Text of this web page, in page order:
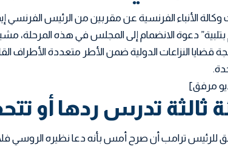
وكالة الأنباء الفرنسية عن مقربين من الرئيس الفرنسي
بتلبية” دعوة الانضمام إلى المجلس في هذه المرحلة،
قضايا النزاعات الدولية ضمن الأطر متعددة الأطراف
مرفق]
ثالثة تدرس ردها أو
للرئيس ترامب أن صرح أمس بأنه دعا نظيره الروسي